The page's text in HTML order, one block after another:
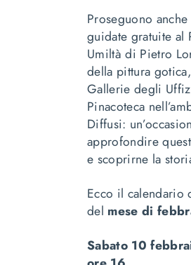
Proseguono
guidate gratuite al
Umiltà di Pietro
della pittura
Gallerie degli
Pinacoteca
Diffusi:
approfondire
e scoprirne la
Ecco il calendario
del mese di
Sabato 10